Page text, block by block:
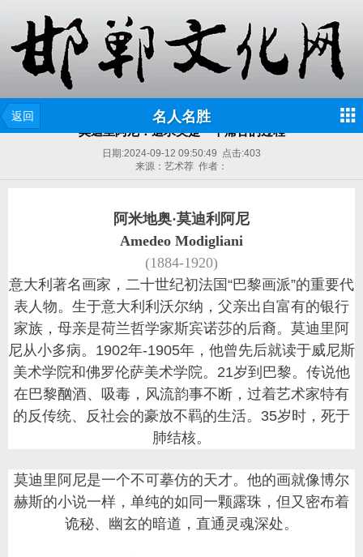
返回 名人名胜
莫迪里阿尼：追求美是一个痛苦的过程
日期:2024-09-12 09:50:49 点击:403
来源：艺术荐 作者：
阿米地奥·莫迪利阿尼
Amedeo Modigliani
(1884-1920)
意大利著名画家，二十世纪初法国“巴黎画派”的重要代
表人物。生于意大利利沃尔纳，父亲出自富有的银行
家族，母亲是荷兰哲学家斯宾诺莎的后裔。莫迪里阿
尼从小多病。1902年-1905年，他曾先后就读于威尼斯
美术学院和佛罗伦萨美术学院。21岁到巴黎。传说他
在巴黎酗酒、吸毒，风流韵事不断，过着艺术家特有
的反传统、反社会的豪放不羁的生活。35岁时，死于
肺结核。
莫迪里阿尼是一个不可摹仿的天才。他的画就像博尔
赫斯的小说一样，单纯的如同一颗露珠，但又密布着
诡秘、幽玄的暗道，直通灵魂深处。